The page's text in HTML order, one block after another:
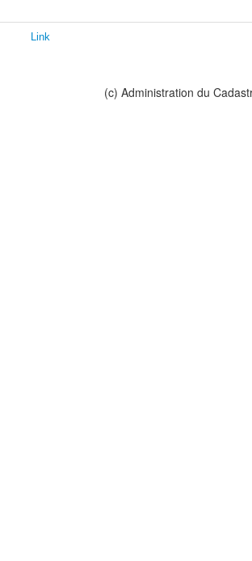
Link
(c) Administration du